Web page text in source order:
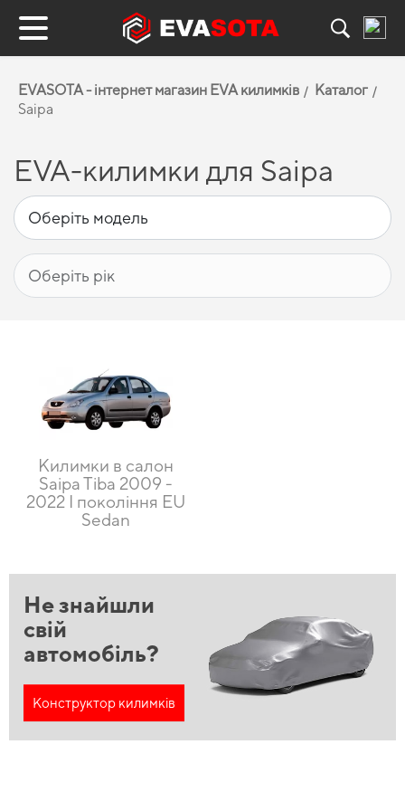
EVASOTA - інтернет магазин EVA килимків
Каталог
Saipa
EVA-килимки для Saipa
Килимки в салон
Saipa Tiba 2009 -
2022 I покоління EU
Sedan
Не знайшли
свій
автомобіль?
Конструктор килимків